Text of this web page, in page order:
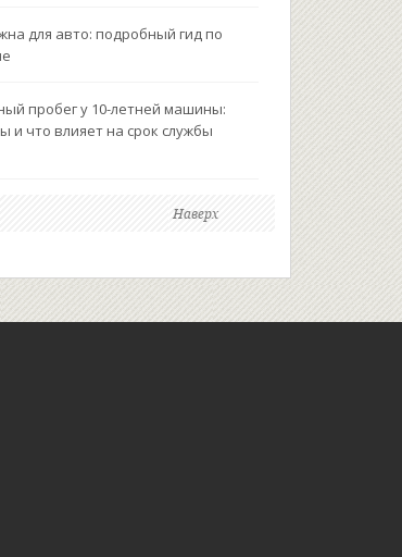
для авто: подробный гид по
пробег у 10-летней машины:
и что влияет на срок службы
Наверх